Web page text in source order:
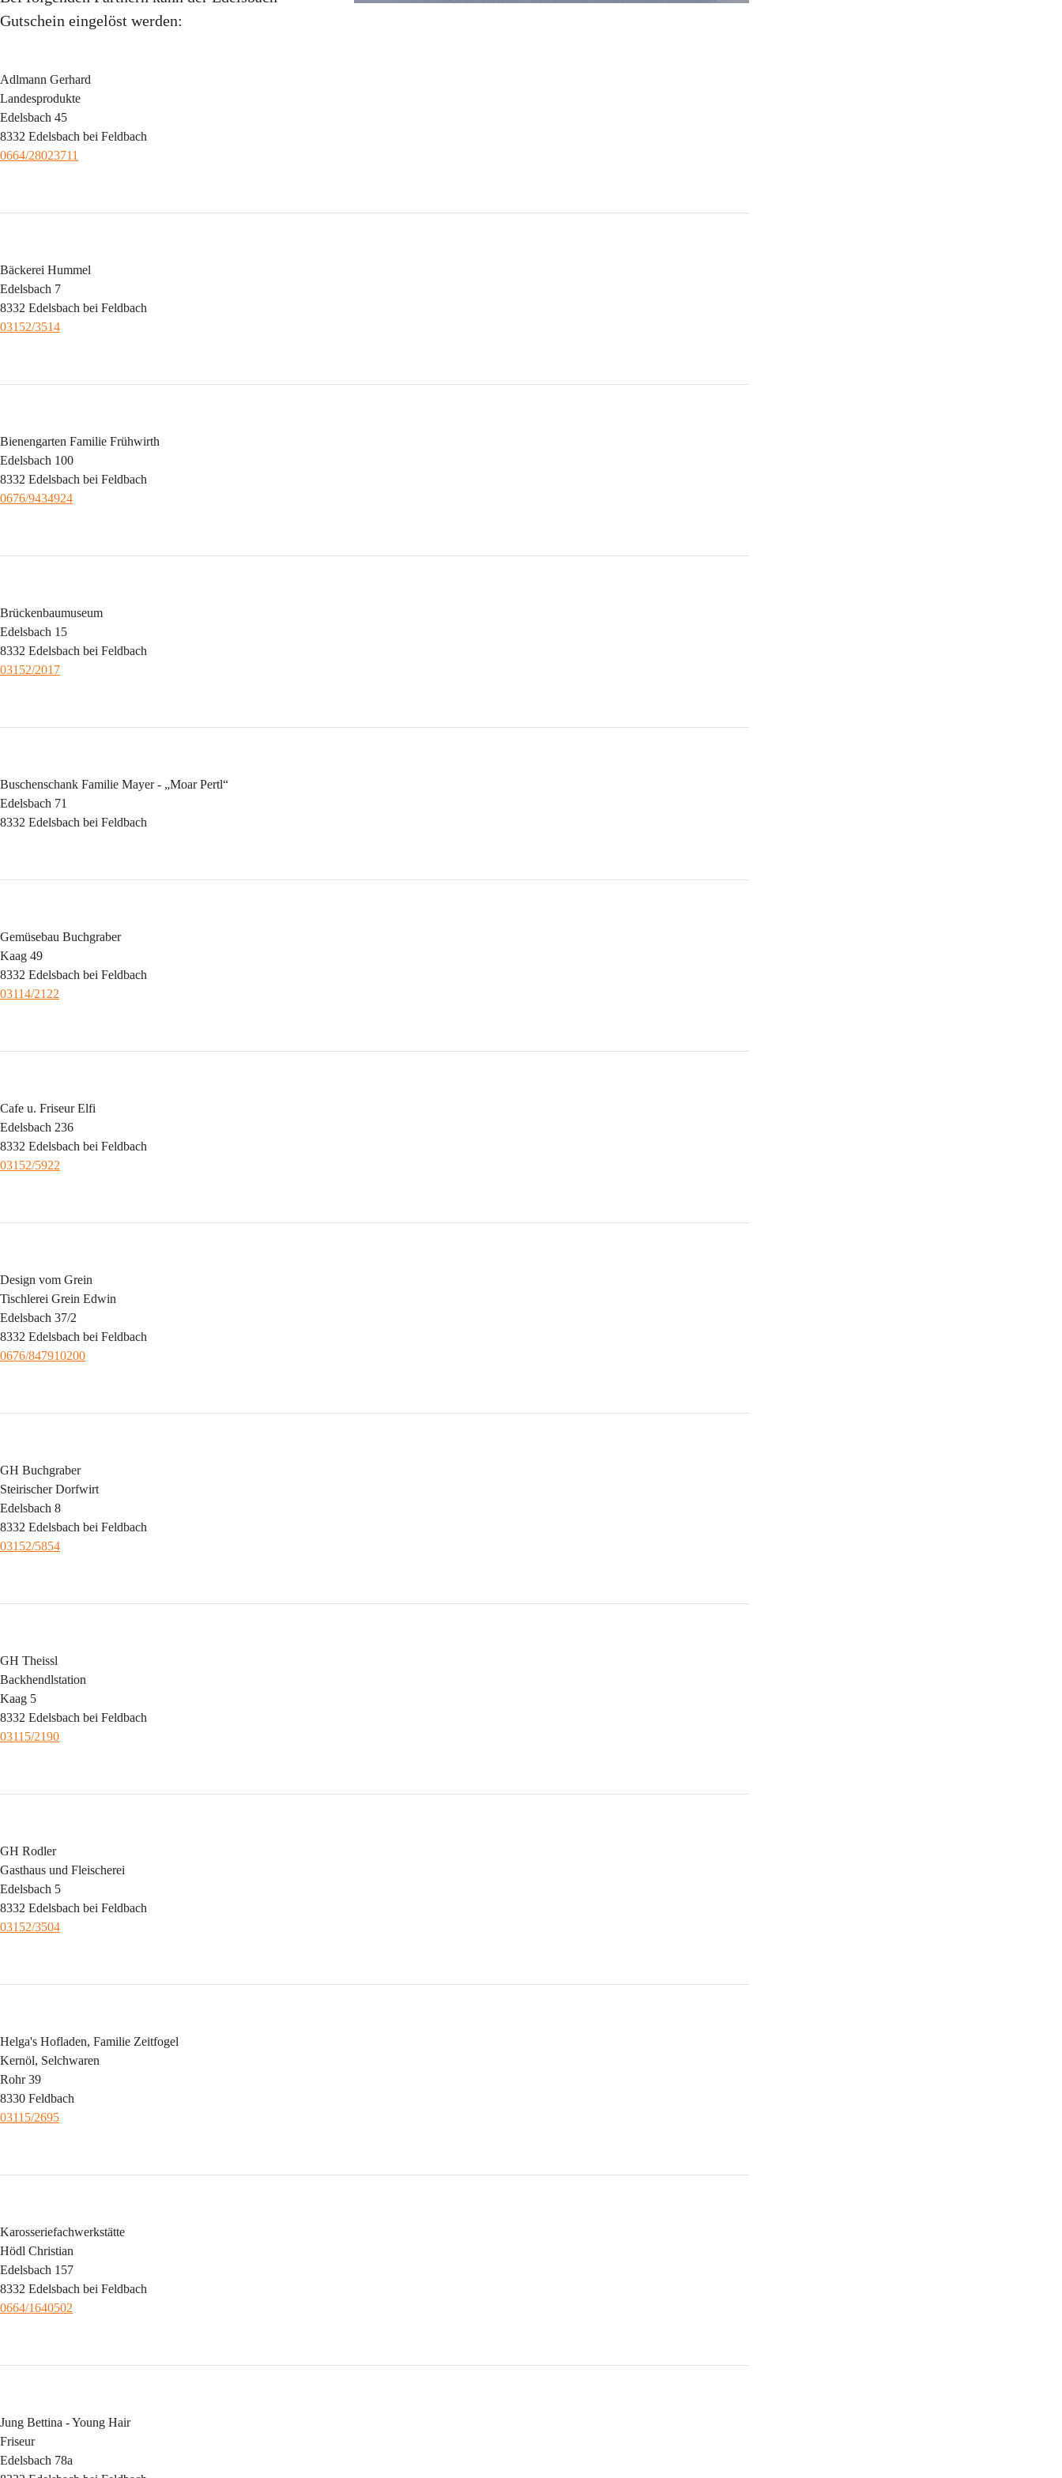
Gutschein eingelöst werden:
Adlmann Gerhard
Landesprodukte
Edelsbach 45
8332 Edelsbach bei Feldbach
0664/28023711
Bäckerei Hummel
Edelsbach 7
8332 Edelsbach bei Feldbach
03152/3514
Bienengarten Familie Frühwirth
Edelsbach 100
8332 Edelsbach bei Feldbach
0676/9434924
Brückenbaumuseum
Edelsbach 15
8332 Edelsbach bei Feldbach
03152/2017
Buschenschank Familie Mayer - „Moar Pertl“
Edelsbach 71
8332 Edelsbach bei Feldbach
Gemüsebau Buchgraber
Kaag 49
8332 Edelsbach bei Feldbach
03114/2122
Cafe u. Friseur Elfi
Edelsbach 236
8332 Edelsbach bei Feldbach
03152/5922
Design vom Grein
Tischlerei Grein Edwin
Edelsbach 37/2
8332 Edelsbach bei Feldbach
0676/847910200
GH Buchgraber
Steirischer Dorfwirt
Edelsbach 8
8332 Edelsbach bei Feldbach
03152/5854
GH Theissl
Backhendlstation
Kaag 5
8332 Edelsbach bei Feldbach
03115/2190
GH Rodler
Gasthaus und Fleischerei
Edelsbach 5
8332 Edelsbach bei Feldbach
03152/3504
Helga's Hofladen, Familie Zeitfogel
Kernöl, Selchwaren
Rohr 39
8330 Feldbach
03115/2695
Karosseriefachwerkstätte
Hödl Christian
Edelsbach 157
8332 Edelsbach bei Feldbach
0664/1640502
Jung Bettina - Young Hair
Friseur
Edelsbach 78a